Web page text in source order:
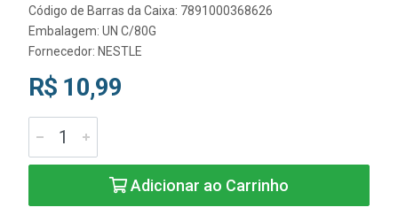
Código de Barras da Caixa: 7891000368626
Embalagem: UN C/80G
Fornecedor: NESTLE
R$ 10,99
Adicionar ao Carrinho